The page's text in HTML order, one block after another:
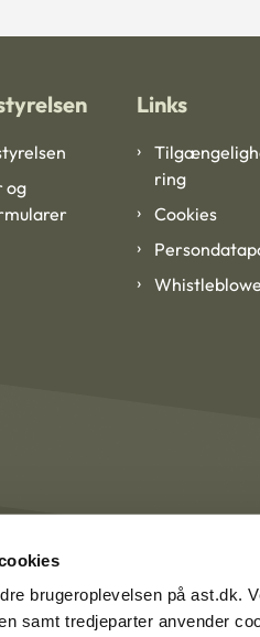
brugeroplevelsen på ast.dk.
samt tredjeparter anvender
og
Links
ring
Cookies